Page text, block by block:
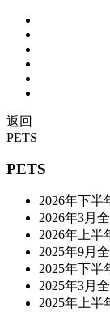
返回
PETS
PETS
2026年下半
2026年3月
2026年上半
2025年9月
2025年下半
2025年3月
2025年上半